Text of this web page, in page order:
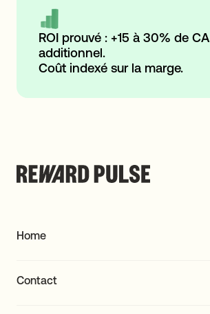
ROI prouvé : +15 à 30% de CA
additionnel.
Coût indexé sur la marge.
Home
Contact